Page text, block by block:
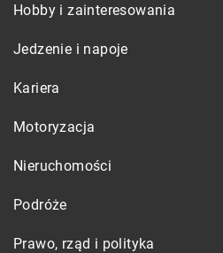
Hobby i zainteresowania
Jedzenie i napoje
Kariera
Motoryzacja
Nieruchomości
Podróże
Prawo, rząd i polityka